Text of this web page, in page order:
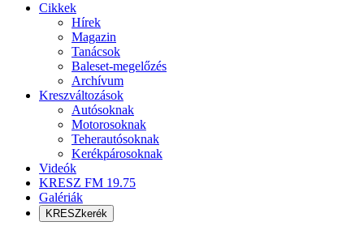
Cikkek
Hírek
Magazin
Tanácsok
Baleset-megelőzés
Archívum
Kreszváltozások
Autósoknak
Motorosoknak
Teherautósoknak
Kerékpárosoknak
Videók
KRESZ FM 19.75
Galériák
KRESZkerék